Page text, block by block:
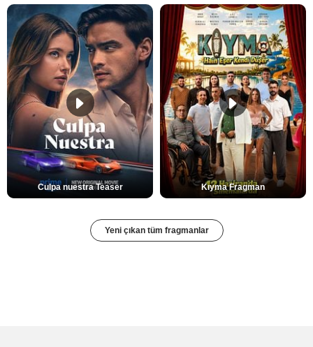
Culpa nuestra Teaser Kıyma Fragman
Yeni çıkan tüm fragmanlar